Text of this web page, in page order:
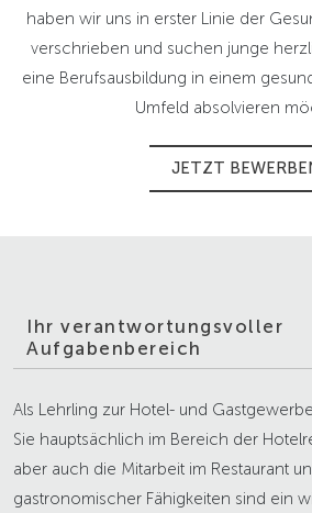
haben wir uns in erster Linie der
verschrieben und suchen junge
eine Berufsausbildung in einem
Umfeld absolvieren
JETZT
Ihr verantwortungsvoller
Aufgabenbereich
Als Lehrling zur Hotel- und
Sie hauptsächlich im Bereich der
aber auch die Mitarbeit im Restaurant
gastronomischer Fähigkeiten sind ein